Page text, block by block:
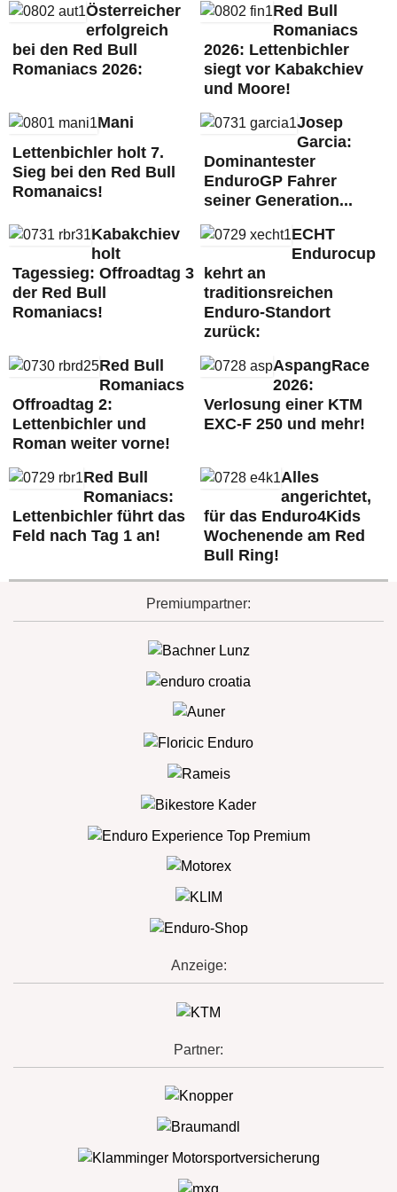
Österreicher
erfolgreich
bei den Red Bull
Romaniacs 2026:
Red Bull
Romaniacs
2026: Lettenbichler
siegt vor Kabakchiev
und Moore!
Mani
Lettenbichler holt 7.
Sieg bei den Red Bull
Romanaics!
Josep
Garcia:
Dominantester
EnduroGP Fahrer
seiner Generation...
Kabakchiev
holt
Tagessieg: Offroadtag 3
der Red Bull
Romaniacs!
ECHT
Endurocup
kehrt an
traditionsreichen
Enduro-Standort
zurück:
Red Bull
Romaniacs
Offroadtag 2:
Lettenbichler und
Roman weiter vorne!
AspangRace
2026:
Verlosung einer KTM
EXC-F 250 und mehr!
Red Bull
Romaniacs:
Lettenbichler führt das
Feld nach Tag 1 an!
Alles
angerichtet,
für das Enduro4Kids
Wochenende am Red
Bull Ring!
Premiumpartner:
Anzeige:
Partner: